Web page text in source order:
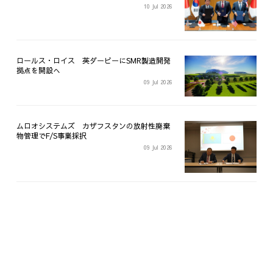
10 Jul 2026
ロールス・ロイス 英ダービーにSMR製造開発
拠点を開設へ
09 Jul 2026
ムロオシステムズ カザフスタンの放射性廃棄
物管理でF/S事業採択
09 Jul 2026